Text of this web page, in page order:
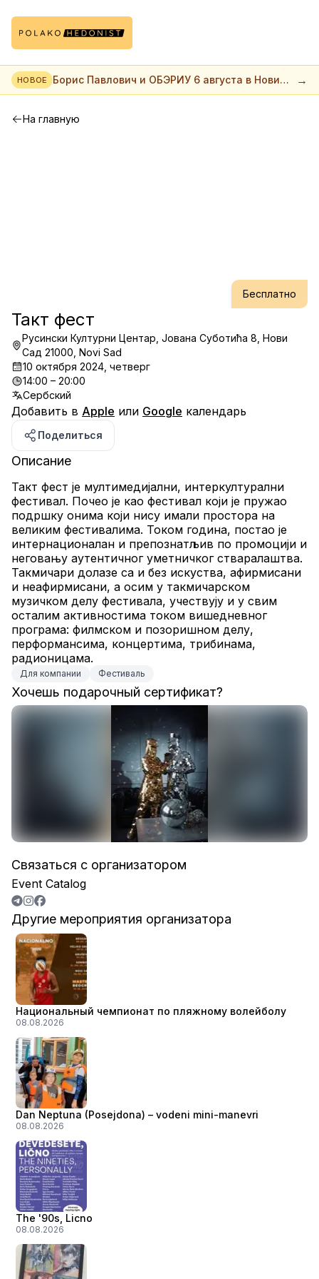
НОВОЕ
Борис Павлович и ОБЭРИУ 6 августа в Нови
саде
→
На главную
Бесплатно
Такт фест
Русински Културни Центар, Јована Суботића 8, Нови
Сад 21000, Novi Sad
10 октября 2024, четверг
14:00 – 20:00
Сербский
Добавить в Apple или Google календарь
Поделиться
Описание
Такт фест је мултимедијални, интеркултурални
фестивал. Почео је као фестивал који је пружао
подршку онима који нису имали простора на
великим фестивалима. Током година, постао је
интернационалан и препознатљив по промоцији и
неговању аутентичног уметничког стваралаштва.
Такмичари долазе са и без искуства, афирмисани
и неафирмисани, а осим у такмичарском
музичком делу фестивала, учествују и у свим
осталим активностима током вишедневног
програма: филмском и позоришном делу,
перформансима, концертима, трибинама,
радионицама.
Для компании Фестиваль
Хочешь подарочный сертификат?
Связаться с организатором
Event Catalog
Другие мероприятия организатора
Национальный чемпионат по пляжному волейболу
08.08.2026
Dan Neptuna (Posejdona) – vodeni mini-manevri
08.08.2026
The '90s, Licno
08.08.2026